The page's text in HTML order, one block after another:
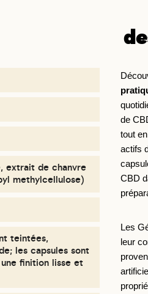
de
tout
actifs
CBD
Les
leur
extrait de chanvre
methylcellulose)
teintées,
les capsules sont
finition lisse et